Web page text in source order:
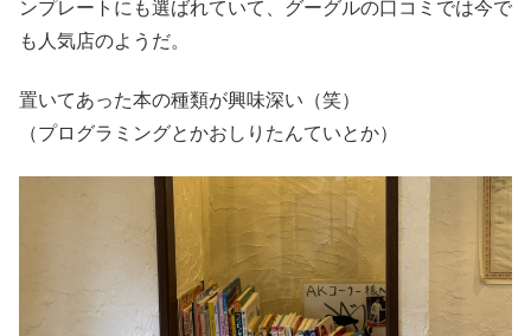
ンプレートにも選ばれていて、グーグルの口コミでは今で
も人気店のようだ。
置いてあった本の種類が興味深い（笑）
（プログラミングとかおしりたんていとか）